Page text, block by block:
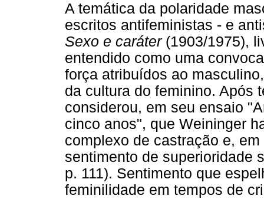
A temática da polaridade
escritos antifeministas - e
Sexo e caráter(1903/1975),
entendido como uma
força atribuídos ao
da cultura do feminino. Após
considerou, em seu ensaio
cinco anos", que Weininger
complexo de castração e,
sentimento de superioridade
p. 111). Sentimento que
feminilidade em tempos de